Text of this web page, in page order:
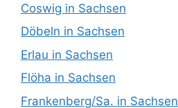
Coswig in Sachsen
Döbeln in Sachsen
Erlau in Sachsen
Flöha in Sachsen
Frankenberg/Sa. in Sachsen